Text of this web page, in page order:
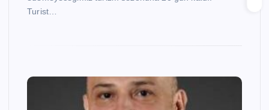
Turist…